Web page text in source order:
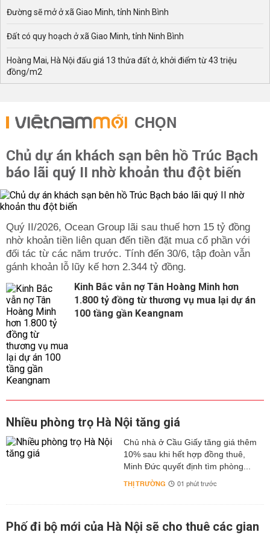
Đường sẽ mở ở xã Giao Minh, tỉnh Ninh Bình
Đất có quy hoạch ở xã Giao Minh, tỉnh Ninh Bình
Hoàng Mai, Hà Nội đấu giá 13 thửa đất ở, khởi điểm từ 43 triệu
đồng/m2
CHỌN
Chủ dự án khách sạn bên hồ Trúc Bạch
báo lãi quý II nhờ khoản thu đột biến
Quý II/2026, Ocean Group lãi sau thuế hơn 15 tỷ đồng
nhờ khoản tiền liên quan đến tiền đặt mua cổ phần với
đối tác từ các năm trước. Tính đến 30/6, tập đoàn vẫn
gánh khoản lỗ lũy kế hơn 2.344 tỷ đồng.
Kinh Bắc vẫn nợ Tân Hoàng Minh hơn
1.800 tỷ đồng từ thương vụ mua lại dự án
100 tầng gần Keangnam
Nhiều phòng trọ Hà Nội tăng giá
Chủ nhà ở Cầu Giấy tăng giá thêm
10% sau khi hết hợp đồng thuê,
Minh Đức quyết định tìm phòng...
THỊ TRƯỜNG 01 phút trước
Phố đi bộ mới của Hà Nội sẽ cho thuê các gian